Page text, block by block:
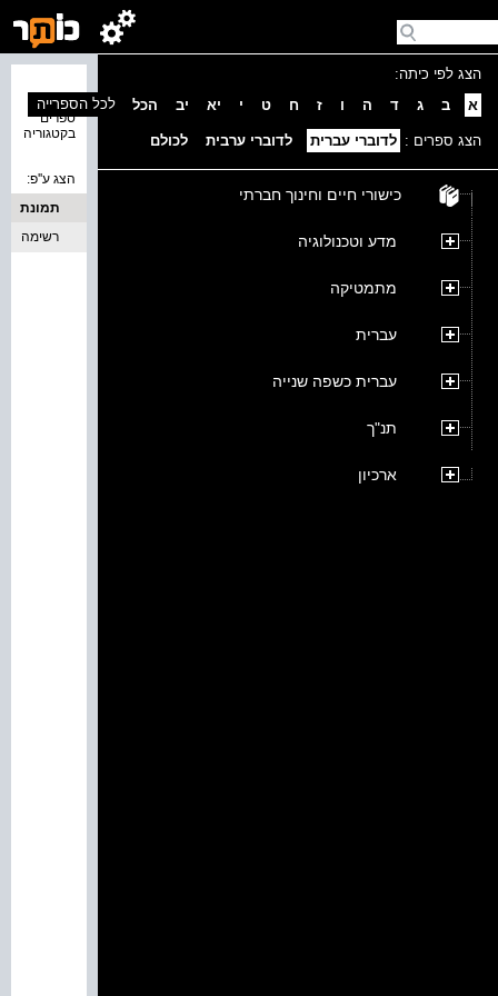
הצג לפי כיתה:
א
ב ג ד ה ו ז ח ט י יא יב הכל
הצג ספרים : לדוברי עברית לדוברי ערבית לכולם
כישורי חיים וחינוך חברתי
מדע וטכנולוגיה
מתמטיקה
עברית
עברית כשפה שנייה
תנ"ך
ארכיון
ספרים
בקטגוריה
לכל הספרייה
הצג ע''פ:
תמונת
כריכה
רשימה